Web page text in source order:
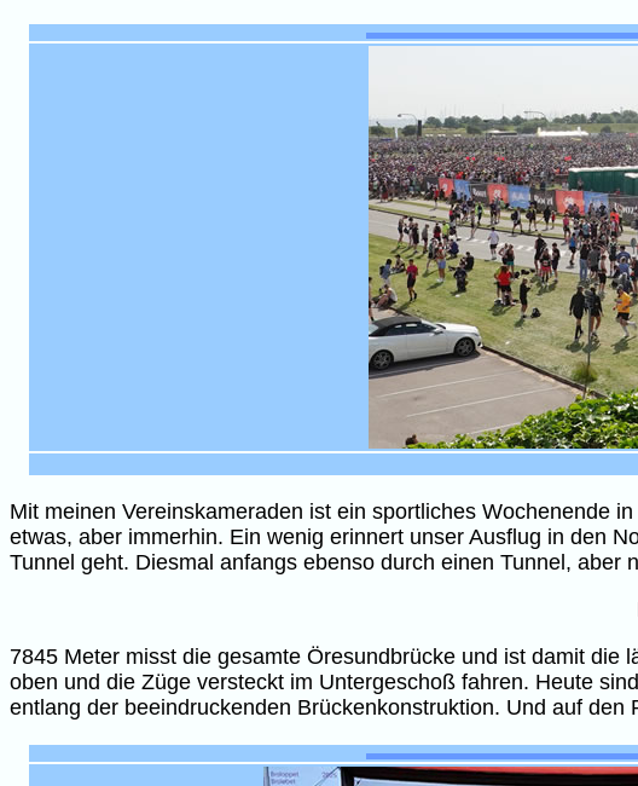
Mit meinen Vereinskameraden ist ein sportliches Wochenende
etwas, aber immerhin. Ein wenig erinnert unser Ausflug in den
Tunnel geht. Diesmal anfangs ebenso durch einen Tunnel,
7845 Meter misst die gesamte Öresundbrücke und ist damit
oben und die Züge versteckt im Untergeschoß fahren. Heute
entlang der beeindruckenden Brückenkonstruktion. Und auf